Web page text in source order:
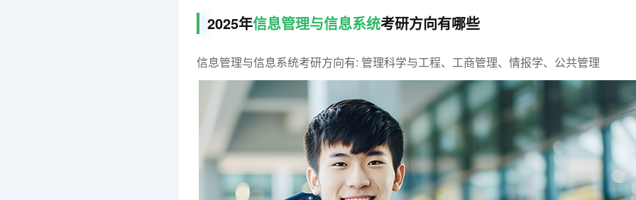
2025年信息管理与信息系统考研方向有哪些
信息管理与信息系统考研方向有: 管理科学与工程、工商管理、情报学、公共管理